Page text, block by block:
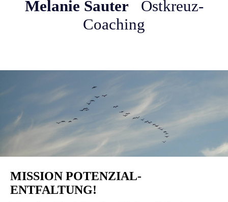
Melanie Sauter
Ostkreuz-
Coaching
MISSION POTENZIAL-
ENTFALTUNG!